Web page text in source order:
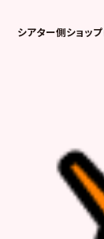
シアター側ショップ